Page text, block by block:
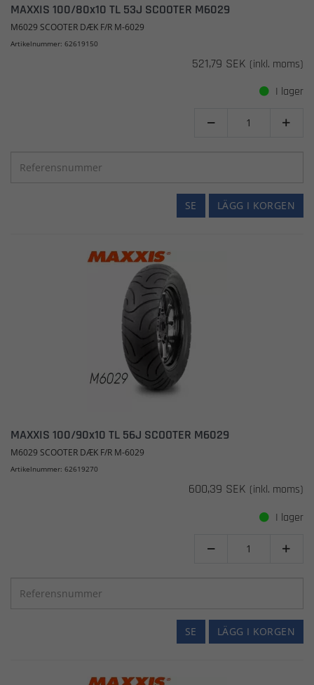
MAXXIS 100/80x10 TL 53J SCOOTER M6029
M6029 SCOOTER DÆK F/R M-6029
Artikelnummer: 62619150
521,79 SEK (inkl. moms)
I lager
 
LÄGG I KORGEN
SE
MAXXIS 100/90x10 TL 56J SCOOTER M6029
M6029 SCOOTER DÆK F/R M-6029
Artikelnummer: 62619270
600,39 SEK (inkl. moms)
I lager
 
LÄGG I KORGEN
SE